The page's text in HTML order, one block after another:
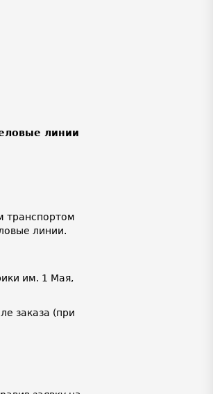
линии
транспортом
линии.
им. 1 Мая,
заказа (при